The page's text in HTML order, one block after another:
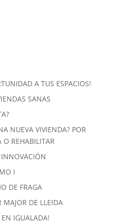
A TUS ESPACIOS!
SANAS
NUEVA VIVIENDA? POR
O REHABILITAR
I
DE FRAGA
MAJOR DE LLEIDA
IGUALADA!